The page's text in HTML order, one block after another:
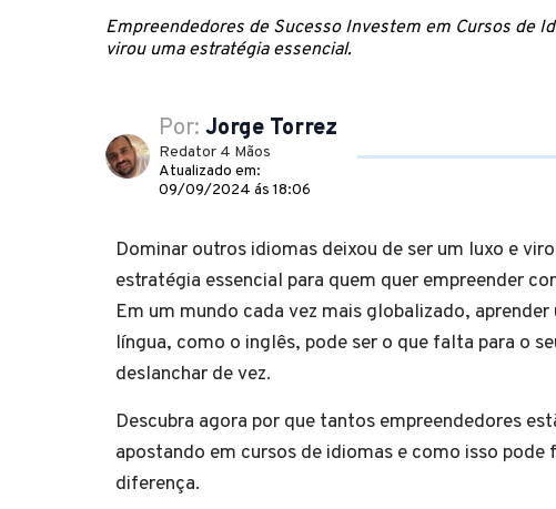
Empreendedores de Sucesso Investem em Cursos de
virou uma estratégia essencial.
Por: Jorge Torrez
Redator 4 Mãos
Atualizado em:
09/09/2024 ás 18:06
Dominar outros idiomas deixou de ser um luxo e
estratégia essencial para quem quer empreender
Em um mundo cada vez mais globalizado, aprender
língua, como o inglês, pode ser o que falta para o
deslanchar de vez.
Descubra agora por que tantos empreendedores
apostando em cursos de idiomas e como isso pode
diferença.